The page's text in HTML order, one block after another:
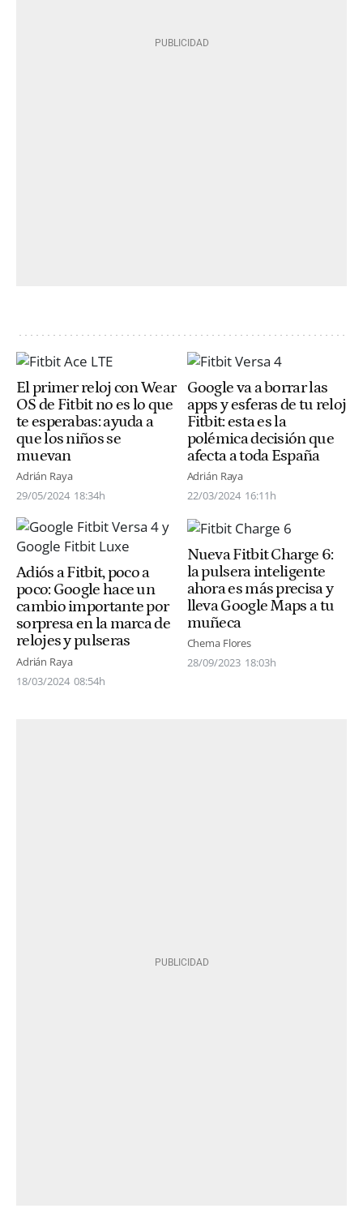
El primer reloj con Wear
OS de Fitbit no es lo que
te esperabas: ayuda a
que los niños se
muevan
Adrián Raya
29/05/2024 18:34h
Google va a borrar las
apps y esferas de tu reloj
Fitbit: esta es la
polémica decisión que
afecta a toda España
Adrián Raya
22/03/2024 16:11h
Adiós a Fitbit, poco a
poco: Google hace un
cambio importante por
sorpresa en la marca de
relojes y pulseras
Adrián Raya
18/03/2024 08:54h
Nueva Fitbit Charge 6:
la pulsera inteligente
ahora es más precisa y
lleva Google Maps a tu
muñeca
Chema Flores
28/09/2023 18:03h